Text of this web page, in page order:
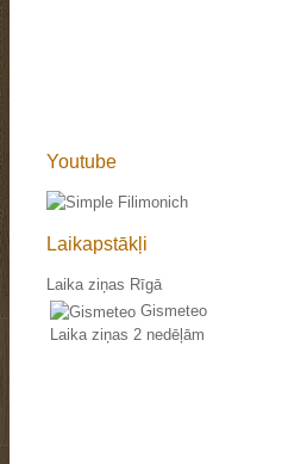
Youtube
Laikapstākļi
Laika ziņas Rīgā
Gismeteo
Laika ziņas 2 nedēļām